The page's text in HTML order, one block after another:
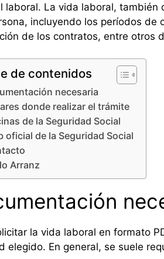
laboral. La vida laboral,
incluyendo los períodos de
de los contratos, entre otros
de contenidos
necesaria
donde realizar el trámite
de la Seguridad Social
oficial de la Seguridad Social
Arranz
la vida laboral en formato
elegido. En general, se suele